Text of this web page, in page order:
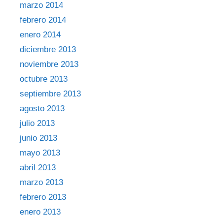
marzo 2014
febrero 2014
enero 2014
diciembre 2013
noviembre 2013
octubre 2013
septiembre 2013
agosto 2013
julio 2013
junio 2013
mayo 2013
abril 2013
marzo 2013
febrero 2013
enero 2013